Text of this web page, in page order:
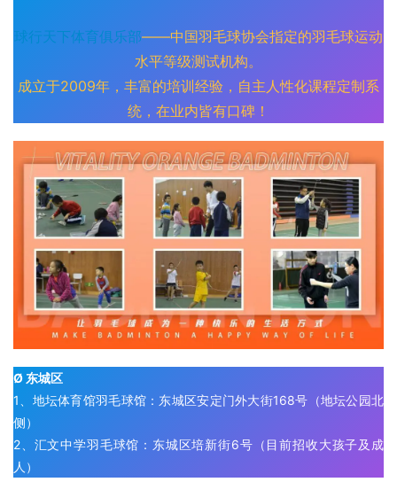
球行天下体育俱乐部——中国羽毛球协会指定的羽毛球运动
水平等级测试机构。
成立于2009年，丰富的培训经验，自主人性化课程定制系
统，在业内皆有口碑！
Ø 东城区
1、地坛体育馆羽毛球馆：东城区安定门外大街168号（地坛公园北
侧）
2、汇文中学羽毛球馆：东城区培新街6号（目前招收大孩子及成
人）